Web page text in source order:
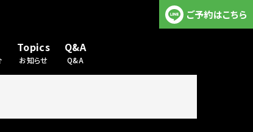
Topics
お知らせ
Q&A
Q&A
ご予約はこちら